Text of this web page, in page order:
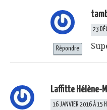
23
Répondre
Laffitte Hélène-
16 JANVIER 2016 À 15